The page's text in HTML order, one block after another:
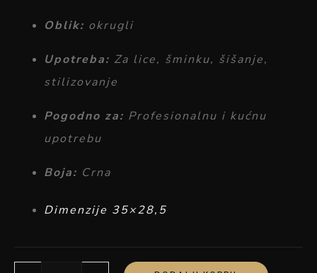
Oblik: okrugli
Upotreba: Za lice, šminku, šišanje,
stilizovanje
Pogodno za: Profesionalnu i kućnu
upotrebu
Boja: Crna
Dimenzije 35×28,5